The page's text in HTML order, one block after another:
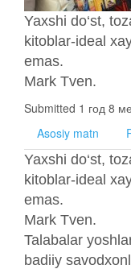
Yaxshi do‘st,
kitoblar-ideal
emas.
Mark Tven.
Submitted 1 год 8
Asosiy matn
Yaxshi do‘st,
kitoblar-ideal
emas.
Mark Tven.
Talabalar
badiiy